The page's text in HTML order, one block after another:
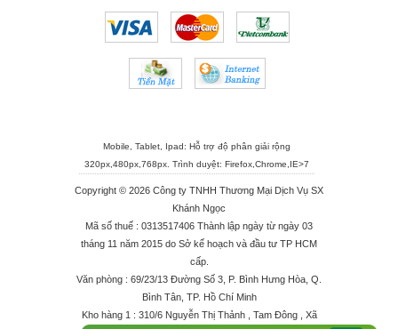
Mobile, Tablet, Ipad: Hỗ trợ độ phân giải rộng
320px,480px,768px. Trình duyệt: Firefox,Chrome,IE>7
Copyright © 2026 Công ty TNHH Thương Mại Dịch Vụ SX
Khánh Ngọc
Mã số thuế : 0313517406 Thành lập ngày từ ngày 03
tháng 11 năm 2015 do Sở kế hoạch và đầu tư TP HCM
cấp.
Văn phòng : 69/23/13 Đường Số 3, P. Bình Hưng Hòa, Q.
Bình Tân, TP. Hồ Chí Minh
Kho hàng 1 : 310/6 Nguyễn Thị Thảnh , Tam Đông , Xã